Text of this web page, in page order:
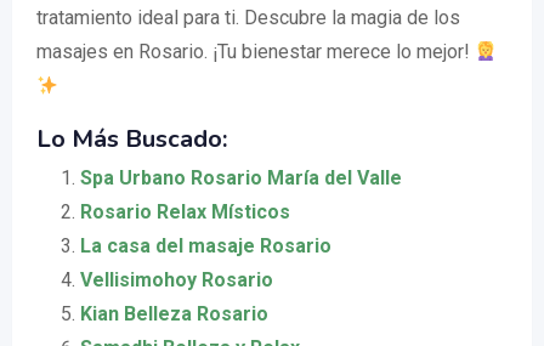
tratamiento ideal para ti. Descubre la magia de los
masajes en Rosario. ¡Tu bienestar merece lo mejor!
Lo Más Buscado:
Spa Urbano Rosario María del Valle
Rosario Relax Místicos
La casa del masaje Rosario
Vellisimohoy Rosario
Kian Belleza Rosario